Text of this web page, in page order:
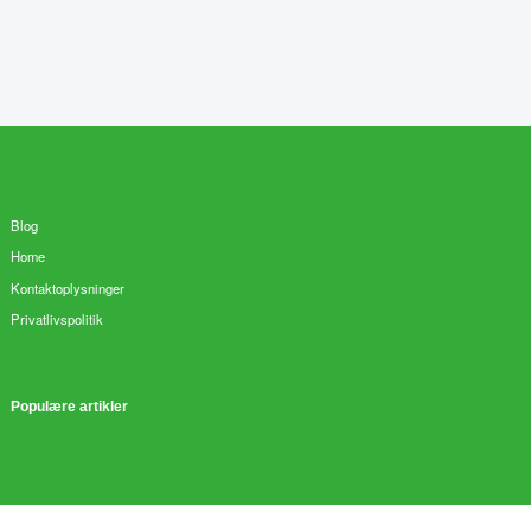
Blog
Home
Kontaktoplysninger
Privatlivspolitik
Populære artikler